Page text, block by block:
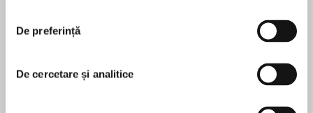
De preferință
De cercetare și analitice
sensibilitate profundă, dincolo de tonul ironic-
amar pe alocuri. Acest univers fantast, plin de
imagini şi sunete, de obiecte şi cuvinte
este o realitate fictivă care vorbeşte despre
propria noastră realitate. Vian este recunoscut
ca fiind un precursor al scriitorilor postmoderni
În acest moment nu există recenzii
pentru această carte